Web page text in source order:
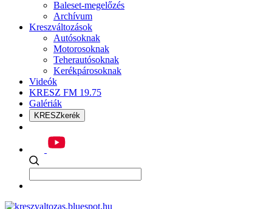
Baleset-megelőzés
Archívum
Kreszváltozások
Autósoknak
Motorosoknak
Teherautósoknak
Kerékpárosoknak
Videók
KRESZ FM 19.75
Galériák
KRESZkerék